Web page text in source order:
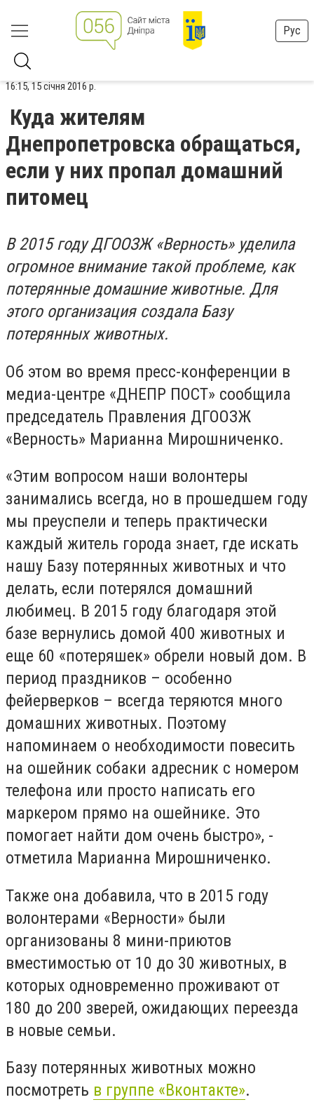
Рус
16:15, 15 січня 2016 р.
Куда жителям
Днепропетровска обращаться,
если у них пропал домашний
питомец
В 2015 году ДГООЗЖ «Верность» уделила
огромное внимание такой проблеме, как
потерянные домашние животные. Для
этого организация создала Базу
потерянных животных.
Об этом во время пресс-конференции в
медиа-центре «ДНЕПР ПОСТ» сообщила
председатель Правления ДГООЗЖ
«Верность» Марианна Мирошниченко.
«Этим вопросом наши волонтеры
занимались всегда, но в прошедшем году
мы преуспели и теперь практически
каждый житель города знает, где искать
нашу Базу потерянных животных и что
делать, если потерялся домашний
любимец. В 2015 году благодаря этой
базе вернулись домой 400 животных и
еще 60 «потеряшек» обрели новый дом. В
период праздников – особенно
фейерверков – всегда теряются много
домашних животных. Поэтому
напоминаем о необходимости повесить
на ошейник собаки адресник с номером
телефона или просто написать его
маркером прямо на ошейнике. Это
помогает найти дом очень быстро», -
отметила Марианна Мирошниченко.
Также она добавила, что в 2015 году
волонтерами «Верности» были
организованы 8 мини-приютов
вместимостью от 10 до 30 животных, в
которых одновременно проживают от
180 до 200 зверей, ожидающих переезда
в новые семьи.
Базу потерянных животных можно
посмотреть в группе «Вконтакте».